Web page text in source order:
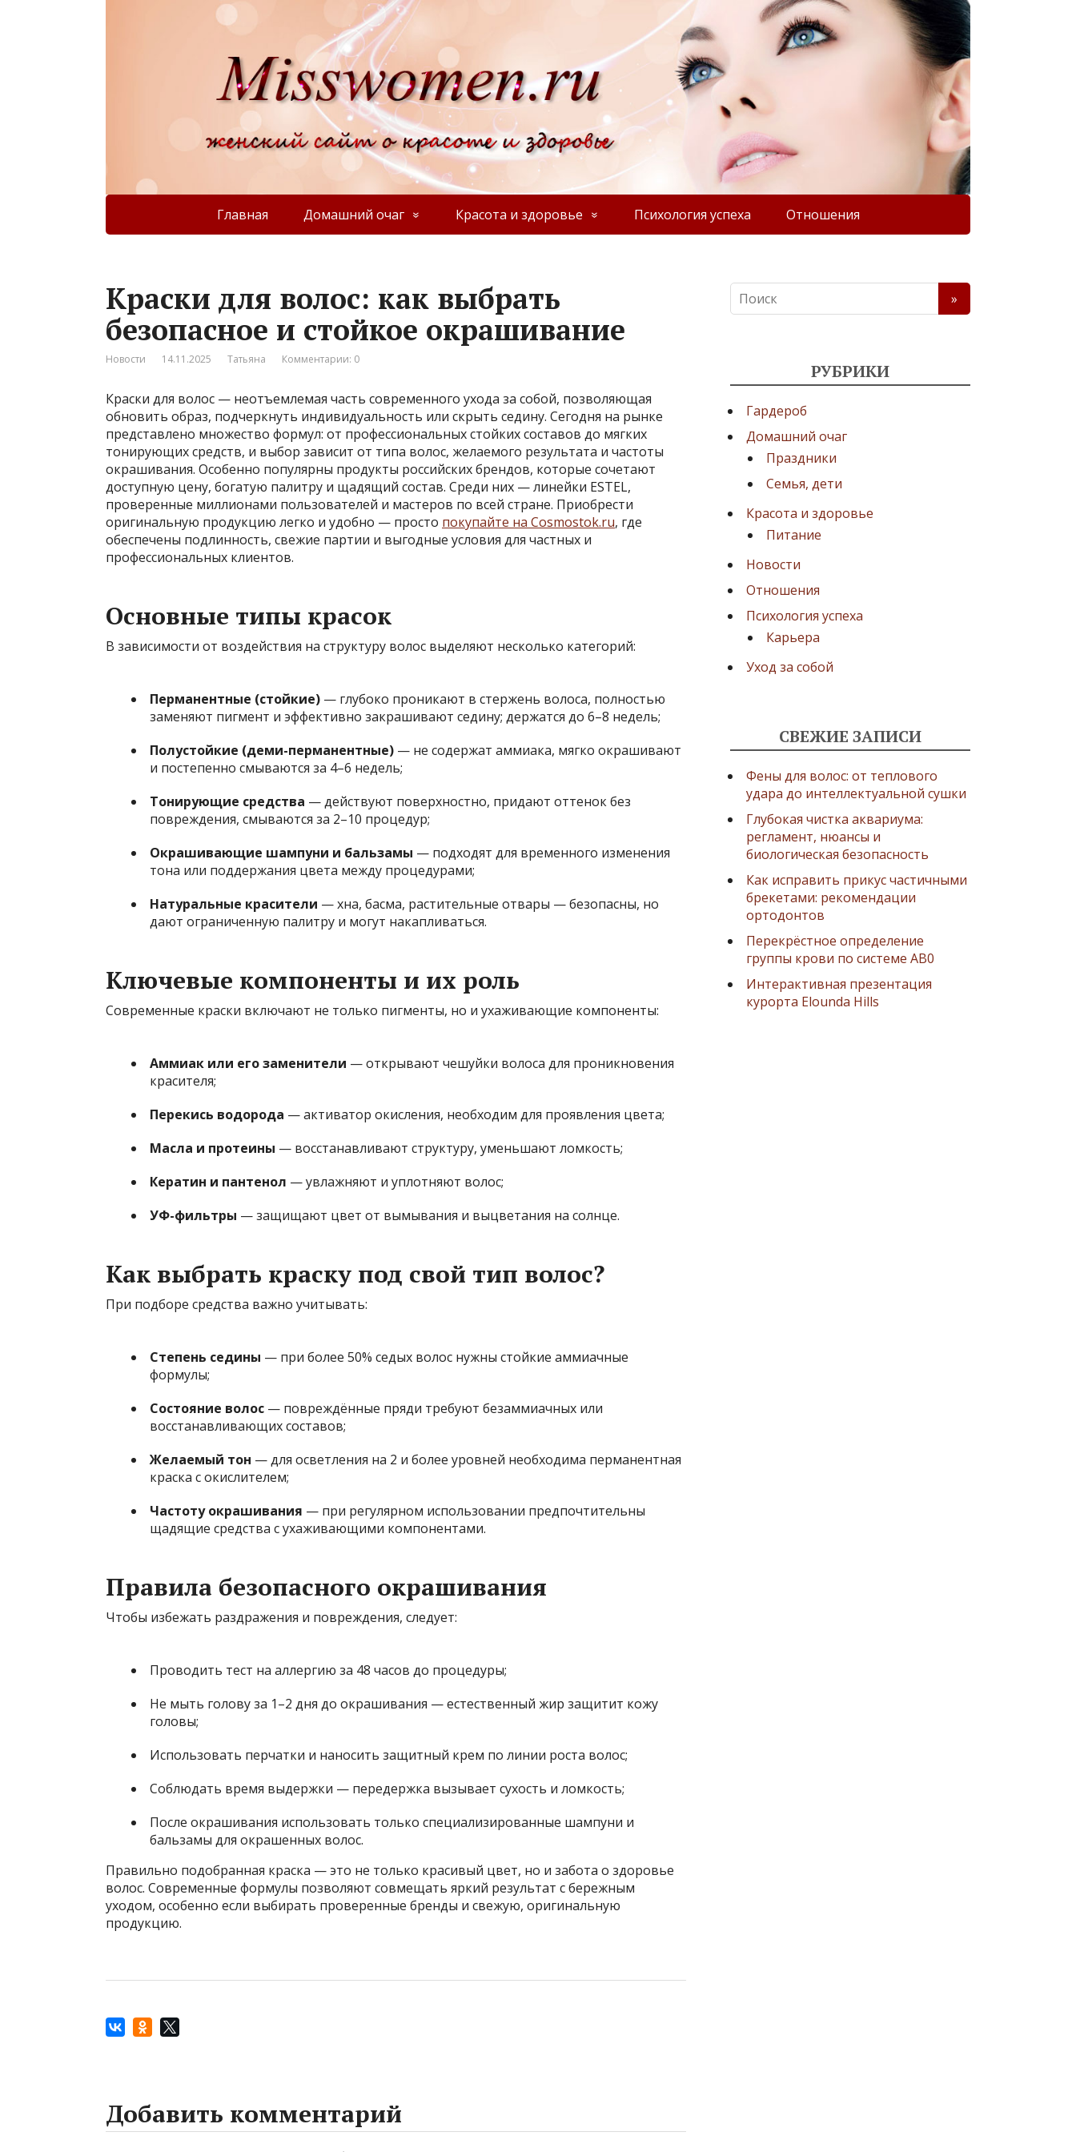
Главная Домашний очаг Красота и здоровье Психология успеха Отношения
Краски для волос: как выбрать
безопасное и стойкое окрашивание
Новости 14.11.2025 Татьяна Комментарии: 0
Краски для волос — неотъемлемая часть современного ухода за собой, позволяющая
обновить образ, подчеркнуть индивидуальность или скрыть седину. Сегодня на рынке
представлено множество формул: от профессиональных стойких составов до мягких
тонирующих средств, и выбор зависит от типа волос, желаемого результата и частоты
окрашивания. Особенно популярны продукты российских брендов, которые сочетают
доступную цену, богатую палитру и щадящий состав. Среди них — линейки ESTEL,
проверенные миллионами пользователей и мастеров по всей стране. Приобрести
оригинальную продукцию легко и удобно — просто покупайте на Cosmostok.ru, где
обеспечены подлинность, свежие партии и выгодные условия для частных и
профессиональных клиентов.
Основные типы красок
В зависимости от воздействия на структуру волос выделяют несколько категорий:
Перманентные (стойкие) — глубоко проникают в стержень волоса, полностью
заменяют пигмент и эффективно закрашивают седину; держатся до 6–8 недель;
Полустойкие (деми-перманентные) — не содержат аммиака, мягко окрашивают
и постепенно смываются за 4–6 недель;
Тонирующие средства — действуют поверхностно, придают оттенок без
повреждения, смываются за 2–10 процедур;
Окрашивающие шампуни и бальзамы — подходят для временного изменения
тона или поддержания цвета между процедурами;
Натуральные красители — хна, басма, растительные отвары — безопасны, но
дают ограниченную палитру и могут накапливаться.
Ключевые компоненты и их роль
Современные краски включают не только пигменты, но и ухаживающие компоненты:
Аммиак или его заменители — открывают чешуйки волоса для проникновения
красителя;
Перекись водорода — активатор окисления, необходим для проявления цвета;
Масла и протеины — восстанавливают структуру, уменьшают ломкость;
Кератин и пантенол — увлажняют и уплотняют волос;
УФ-фильтры — защищают цвет от вымывания и выцветания на солнце.
Как выбрать краску под свой тип волос?
При подборе средства важно учитывать:
Степень седины — при более 50% седых волос нужны стойкие аммиачные
формулы;
Состояние волос — повреждённые пряди требуют безаммиачных или
восстанавливающих составов;
Желаемый тон — для осветления на 2 и более уровней необходима перманентная
краска с окислителем;
Частоту окрашивания — при регулярном использовании предпочтительны
щадящие средства с ухаживающими компонентами.
Правила безопасного окрашивания
Чтобы избежать раздражения и повреждения, следует:
Проводить тест на аллергию за 48 часов до процедуры;
Не мыть голову за 1–2 дня до окрашивания — естественный жир защитит кожу
головы;
Использовать перчатки и наносить защитный крем по линии роста волос;
Соблюдать время выдержки — передержка вызывает сухость и ломкость;
После окрашивания использовать только специализированные шампуни и
бальзамы для окрашенных волос.
Правильно подобранная краска — это не только красивый цвет, но и забота о здоровье
волос. Современные формулы позволяют совмещать яркий результат с бережным
уходом, особенно если выбирать проверенные бренды и свежую, оригинальную
продукцию.
Добавить комментарий
РУБРИКИ
Гардероб
Домашний очаг
Праздники
Семья, дети
Красота и здоровье
Питание
Новости
Отношения
Психология успеха
Карьера
Уход за собой
СВЕЖИЕ ЗАПИСИ
Фены для волос: от теплового
удара до интеллектуальной сушки
Глубокая чистка аквариума:
регламент, нюансы и
биологическая безопасность
Как исправить прикус частичными
брекетами: рекомендации
ортодонтов
Перекрёстное определение
группы крови по системе AB0
Интерактивная презентация
курорта Elounda Hills